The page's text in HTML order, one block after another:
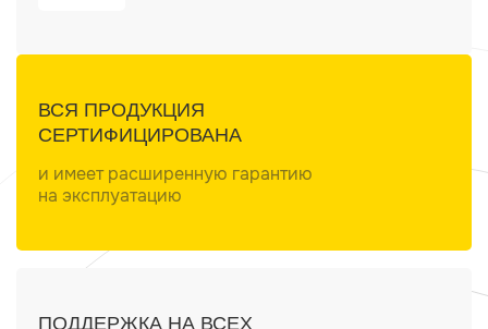
ВСЯ ПРОДУКЦИЯ
СЕРТИФИЦИРОВАНА
и имеет расширенную гарантию
на эксплуатацию
ПОДДЕРЖКА НА ВСЕХ